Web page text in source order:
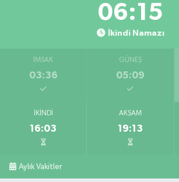
06:14
İkindi Namazı
İMSAK
03:36
GÜNEŞ
05:09
İKINDI
16:03
AKŞAM
19:13
Aylık Vakitler